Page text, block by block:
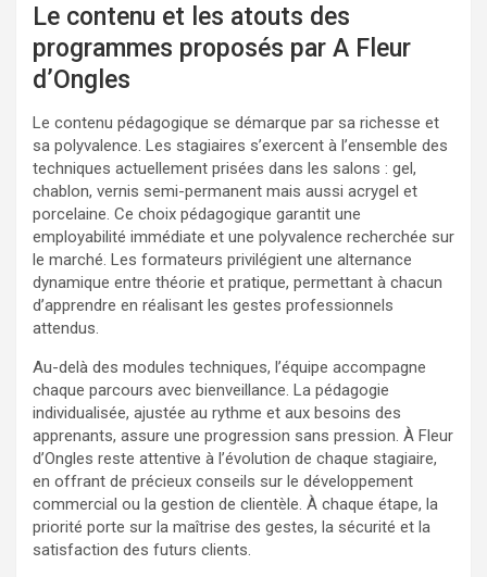
Le contenu et les atouts des
programmes proposés par A Fleur
d’Ongles
Le contenu pédagogique se démarque par sa richesse et
sa polyvalence. Les stagiaires s’exercent à l’ensemble des
techniques actuellement prisées dans les salons : gel,
chablon, vernis semi-permanent mais aussi acrygel et
porcelaine. Ce choix pédagogique garantit une
employabilité immédiate et une polyvalence recherchée sur
le marché. Les formateurs privilégient une alternance
dynamique entre théorie et pratique, permettant à chacun
d’apprendre en réalisant les gestes professionnels
attendus.
Au-delà des modules techniques, l’équipe accompagne
chaque parcours avec bienveillance. La pédagogie
individualisée, ajustée au rythme et aux besoins des
apprenants, assure une progression sans pression. À Fleur
d’Ongles reste attentive à l’évolution de chaque stagiaire,
en offrant de précieux conseils sur le développement
commercial ou la gestion de clientèle. À chaque étape, la
priorité porte sur la maîtrise des gestes, la sécurité et la
satisfaction des futurs clients.